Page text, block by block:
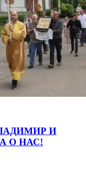
И
О НАС!